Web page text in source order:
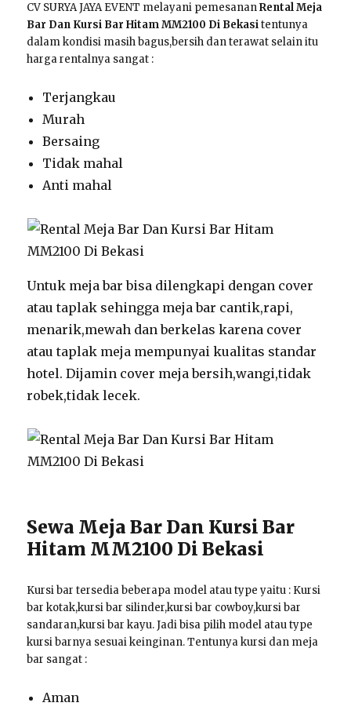
CV SURYA JAYA EVENT melayani pemesananRental Meja
Bar Dan Kursi Bar Hitam MM2100 Di Bekasitentunya
dalam kondisi masih bagus,bersih dan terawat selain itu
harga rentalnya sangat :
Terjangkau
Murah
Bersaing
Tidak mahal
Anti mahal
Untuk meja bar bisa dilengkapi dengan cover
atau taplak sehingga meja bar cantik,rapi,
menarik,mewah dan berkelas karena cover
atau taplak meja mempunyai kualitas standar
hotel. Dijamin cover meja bersih,wangi,tidak
robek,tidak lecek.
Sewa Meja Bar Dan Kursi Bar
Hitam MM2100 Di Bekasi
Kursi bar tersedia beberapa model atau type yaitu : Kursi
bar kotak,kursi bar silinder,kursi bar cowboy,kursi bar
sandaran,kursi bar kayu. Jadi bisa pilih model atau type
kursi barnya sesuai keinginan. Tentunya kursi dan meja
bar sangat :
Aman